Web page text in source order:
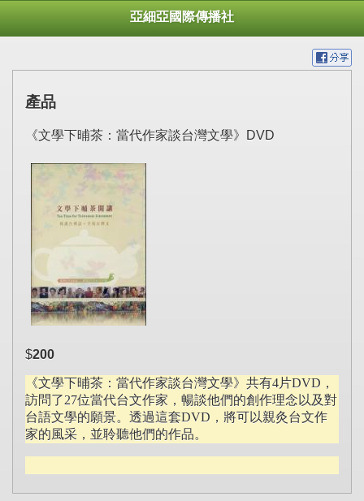
亞細亞國際傳播社
產品
《文學下晡茶：當代作家談台灣文學》DVD
$200
《文學下晡茶：當代作家談台灣文學》共有4片DVD，
訪問了27位當代台文作家，暢談他們的創作理念以及對
台語文學的願景。透過這套DVD，將可以親灸台文作
家的風采，並聆聽他們的作品。